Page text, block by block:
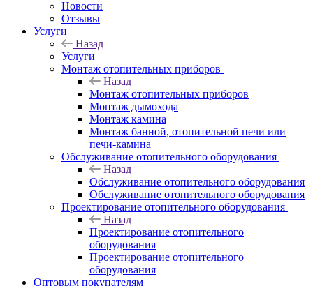
Новости
Отзывы
Услуги
Назад
Услуги
Монтаж отопительных приборов
Назад
Монтаж отопительных приборов
Монтаж дымохода
Монтаж камина
Монтаж банной, отопительной печи или
печи-камина
Обслуживание отопительного оборудования
Назад
Обслуживание отопительного оборудования
Обслуживание отопительного оборудования
Проектирование отопительного оборудования
Назад
Проектирование отопительного
оборудования
Проектирование отопительного
оборудования
Оптовым покупателям